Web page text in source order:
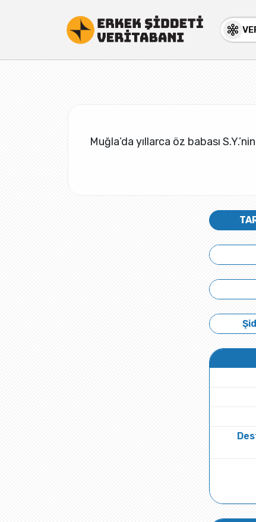
Muğla’da yıllarca öz babası